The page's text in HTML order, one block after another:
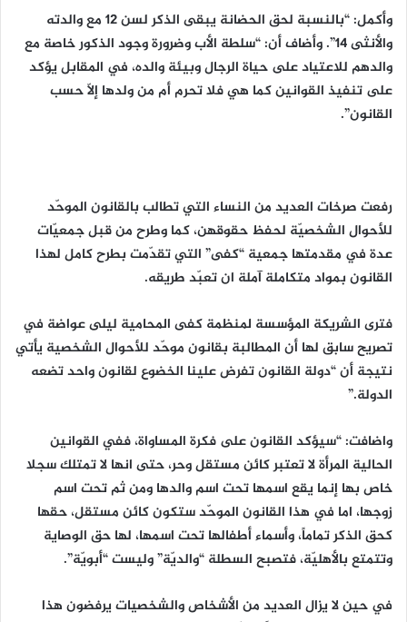
وأكمل: “بالنسبة لحق الحضانة يبقى الذكر لسن ١٢ مع والدته
والأنثى ١٤”. وأضاف أن: “سلطة الأب وضرورة وجود الذكور خاصة مع
والدهم للاعتياد على حياة الرجال وبيئة والده، في المقابل يؤكد
على تنفيذ القوانين كما هي فلا تحرم أم من ولدها إلّا حسب
القانون”.
رفعت صرخات العديد من النساء التي تطالب بالقانون الموحّد
للأحوال الشخصيّة لحفظ حقوقهن، كما وطرح من قبل جمعيّات
عدة في مقدمتها جمعية “كفى” التي تقدّمت بطرح كامل لهذا
القانون بمواد متكاملة آملة ان تعبّد طريقه.
فترى الشريكة المؤسسة لمنظمة كفى المحامية ليلى عواضة في
تصريح سابق لها أن المطالبة بقانون موحّد للأحوال الشخصية يأتي
نتيجة أن “دولة القانون تفرض علينا الخضوع لقانون واحد تضعه
الدولة.”
واضافت: “سيؤكد القانون على فكرة المساواة، ففي القوانين
الحالية المرأة لا تعتبر كائن مستقل وحر، حتى انها لا تمتلك سجلا
خاص بها إنما يقع اسمها تحت اسم والدها ومن ثم تحت اسم
زوجها، اما في هذا القانون الموحّد ستكون كائن مستقل، حقها
كحق الذكر تماماً، وأسماء أطفالها تحت اسمها، لها حق الوصاية
وتتمتع بالأهليّة، فتصبح السطلة “والديّة” وليست “أبويّة”.
في حين لا يزال العديد من الأشخاص والشخصيات يرفضون هذا